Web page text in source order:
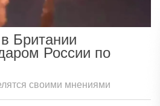
Британии
России по
своими мнениями